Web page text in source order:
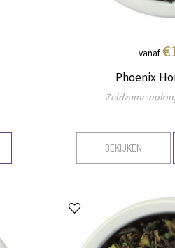
vanaf
Phoenix
Zeldzame
BEKIJKEN